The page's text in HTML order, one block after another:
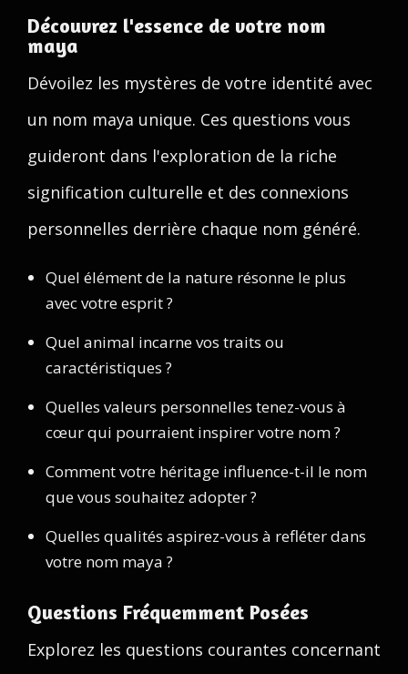
Découvrez l'essence de votre nom
maya
Dévoilez les mystères de votre identité avec
un nom maya unique. Ces questions vous
guideront dans l'exploration de la riche
signification culturelle et des connexions
personnelles derrière chaque nom généré.
Quel élément de la nature résonne le plus
avec votre esprit ?
Quel animal incarne vos traits ou
caractéristiques ?
Quelles valeurs personnelles tenez-vous à
cœur qui pourraient inspirer votre nom ?
Comment votre héritage influence-t-il le nom
que vous souhaitez adopter ?
Quelles qualités aspirez-vous à refléter dans
votre nom maya ?
Questions Fréquemment Posées
Explorez les questions courantes concernant